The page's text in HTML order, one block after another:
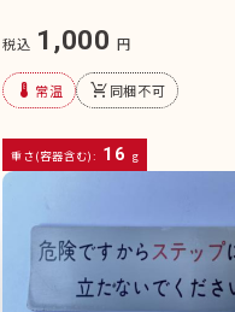
税込 1,000 円
device_thermostat 常温 remove_shopping_cart同梱不可
重さ(容器含む): 16 g